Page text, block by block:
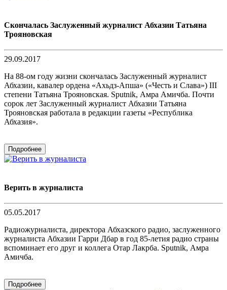
Скончалась Заслуженный журналист Абхазии Татьяна
Трояновская
29.09.2017
На 88-ом году жизни скончалась Заслуженный журналист
Абхазии, кавалер ордена «Ахьдз-Апша» («Честь и Слава») III
степени Татьяна Трояновская. Sputnik, Амра Амичба. Почти
сорок лет Заслуженный журналист Абхазии Татьяна
Трояновская работала в редакции газеты «Республика
Абхазия».
Подробнее
Верить в журналиста
05.05.2017
Радиожурналиста, директора Абхазского радио, заслуженного
журналиста Абхазии Гарри Дбар в год 85-летия радио страны
вспоминает его друг и коллега Отар Лакрба. Sputnik, Амра
Амичба.
Подробнее